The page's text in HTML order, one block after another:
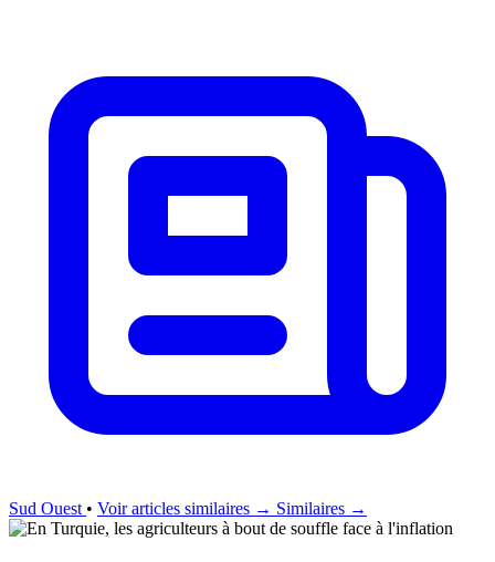
Sud Ouest • Voir articles similaires → Similaires →